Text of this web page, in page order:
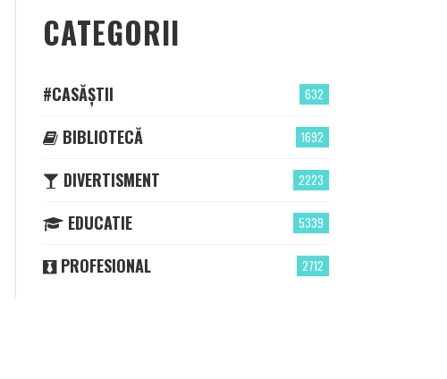
CATEGORII
632
#CASĂȘTII
1692
BIBLIOTECĂ
2223
DIVERTISMENT
5339
EDUCATIE
2712
PROFESIONAL